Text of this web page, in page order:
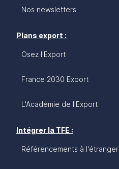
Nos newsletters
Plans export :
Osez l'Export
France 2030 Export
L'Académie de l'Export
Intégrer la TFE :
Référencements à l'étranger